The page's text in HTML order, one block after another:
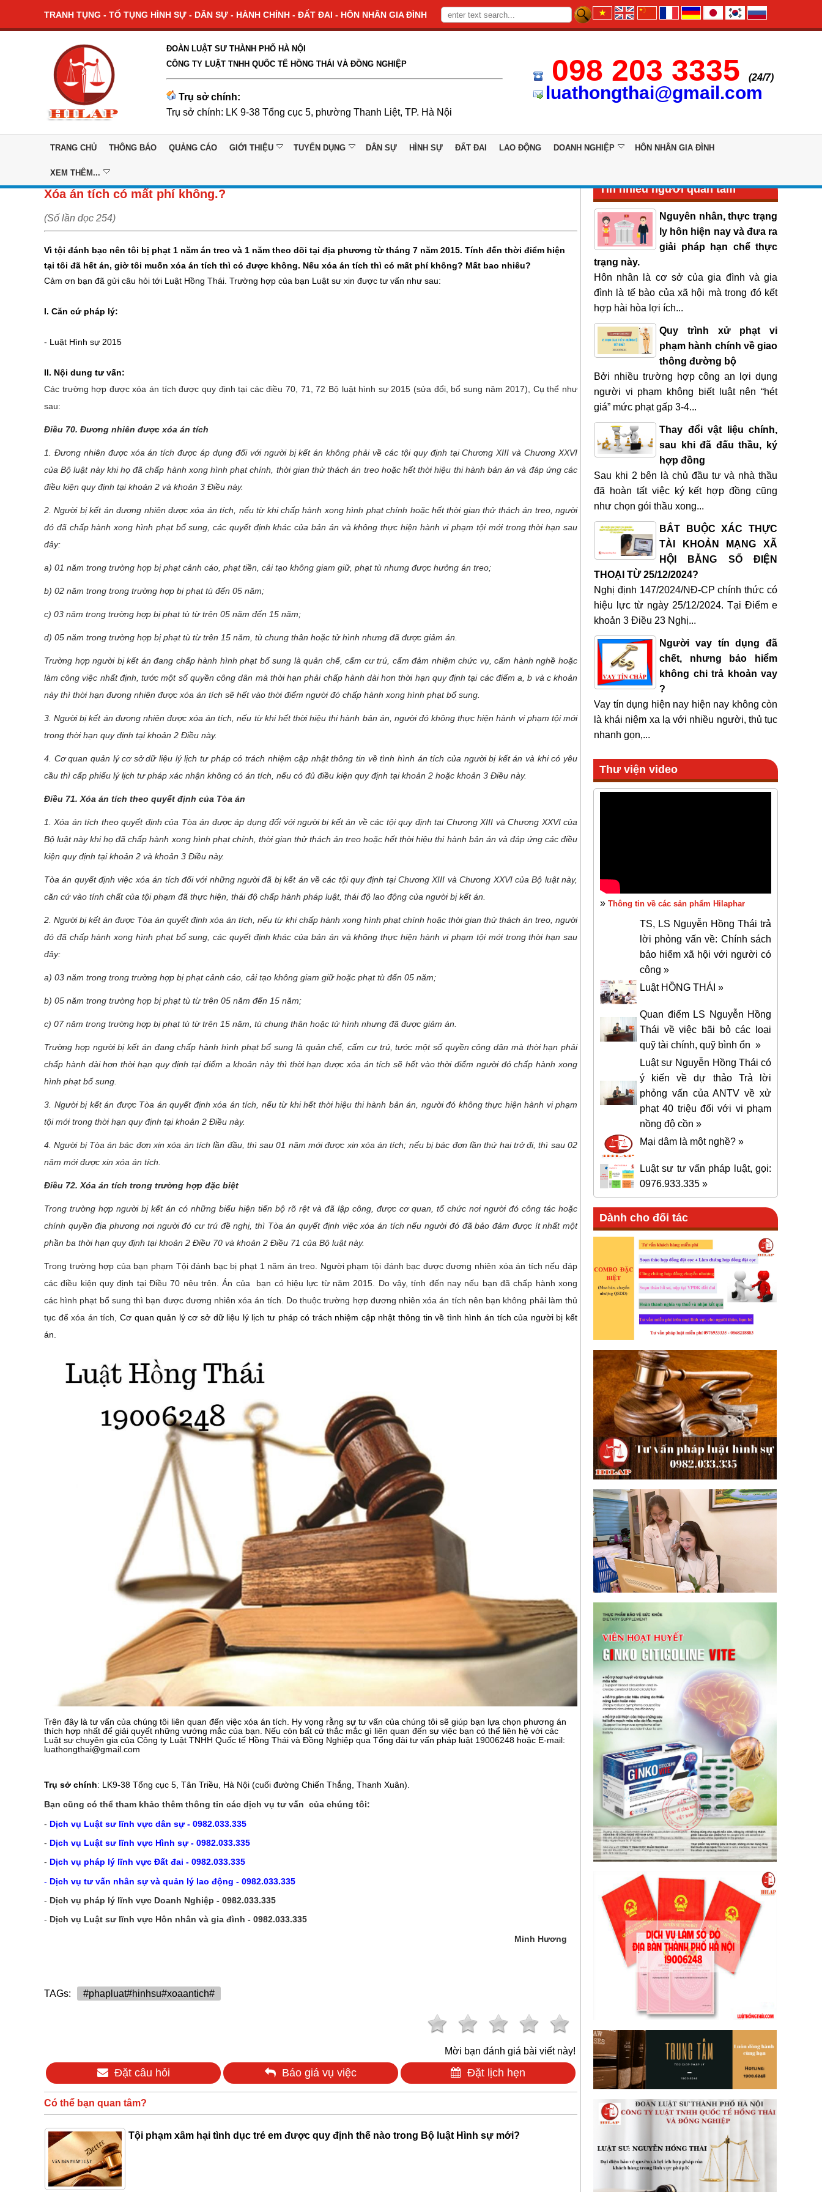
TRANH TỤNG - TỐ TỤNG HÌNH SỰ - DÂN SỰ - HÀNH CHÍNH - ĐẤT ĐAI - HÔN NHÂN GIA ĐÌNH
ĐOÀN LUẬT SƯ THÀNH PHỐ HÀ NỘI
CÔNG TY LUẬT TNHH QUỐC TẾ HỒNG THÁI VÀ ĐỒNG NGHIỆP
Trụ sở chính:
Trụ sở chính: LK 9-38 Tổng cục 5, phường Thanh Liệt, TP. Hà Nội
098 203 3335 (24/7)
luathongthai@gmail.com
TRANG CHỦ THÔNG BÁO QUẢNG CÁO GIỚI THIỆU TUYỂN DỤNG DÂN SỰ HÌNH SỰ ĐẤT ĐAI LAO ĐỘNG DOANH NGHIỆP HÔN NHÂN GIA ĐÌNH
XEM THÊM...
Xóa án tích có mất phí không.?
(Số lần đọc 254)
Vì tội đánh bạc nên tôi bị phạt 1 năm án treo và 1 năm theo dõi tại địa phương từ tháng 7 năm 2015. Tính đến thời điểm hiện
tại tôi đã hết án, giờ tôi muốn xóa án tích thì có được không. Nếu xóa án tích thì có mất phí không? Mất bao nhiêu?
Cảm ơn bạn đã gửi câu hỏi tới Luật Hồng Thái. Trường hợp của bạn Luật sư xin được tư vấn như sau:
I. Căn cứ pháp lý:
- Luật Hình sự 2015
II. Nội dung tư vấn:
Các trường hợp được xóa án tích được quy định tại các điều 70, 71, 72 Bộ luật hình sự 2015 (sửa đổi, bổ sung năm 2017), Cụ thể như
sau:
Điều 70. Đương nhiên được xóa án tích
1. Đương nhiên được xóa án tích được áp dụng đối với người bị kết án không phải về các tội quy định tại Chương XIII và Chương XXVI
của Bộ luật này khi họ đã chấp hành xong hình phạt chính, thời gian thử thách án treo hoặc hết thời hiệu thi hành bản án và đáp ứng các
điều kiện quy định tại khoản 2 và khoản 3 Điều này.
2. Người bị kết án đương nhiên được xóa án tích, nếu từ khi chấp hành xong hình phạt chính hoặc hết thời gian thử thách án treo, người
đó đã chấp hành xong hình phạt bổ sung, các quyết định khác của bản án và không thực hiện hành vi phạm tội mới trong thời hạn sau
đây:
a) 01 năm trong trường hợp bị phạt cảnh cáo, phạt tiền, cải tạo không giam giữ, phạt tù nhưng được hưởng án treo;
b) 02 năm trong trong trường hợp bị phạt tù đến 05 năm;
c) 03 năm trong trường hợp bị phạt tù từ trên 05 năm đến 15 năm;
d) 05 năm trong trường hợp bị phạt tù từ trên 15 năm, tù chung thân hoặc tử hình nhưng đã được giảm án.
Trường hợp người bị kết án đang chấp hành hình phạt bổ sung là quản chế, cấm cư trú, cấm đảm nhiệm chức vụ, cấm hành nghề hoặc
làm công việc nhất định, tước một số quyền công dân mà thời hạn phải chấp hành dài hơn thời hạn quy định tại các điểm a, b và c khoản
này thì thời hạn đương nhiên được xóa án tích sẽ hết vào thời điểm người đó chấp hành xong hình phạt bổ sung.
3. Người bị kết án đương nhiên được xóa án tích, nếu từ khi hết thời hiệu thi hành bản án, người đó không thực hiện hành vi phạm tội mới
trong thời hạn quy định tại khoản 2 Điều này.
4. Cơ quan quản lý cơ sở dữ liệu lý lịch tư pháp có trách nhiệm cập nhật thông tin về tình hình án tích của người bị kết án và khi có yêu
cầu thì cấp phiếu lý lịch tư pháp xác nhận không có án tích, nếu có đủ điều kiện quy định tại khoản 2 hoặc khoản 3 Điều này.
Điều 71. Xóa án tích theo quyết định của Tòa án
1. Xóa án tích theo quyết định của Tòa án được áp dụng đối với người bị kết án về các tội quy định tại Chương XIII và Chương XXVI của
Bộ luật này khi họ đã chấp hành xong hình phạt chính, thời gian thử thách án treo hoặc hết thời hiệu thi hành bản án và đáp ứng các điều
kiện quy định tại khoản 2 và khoản 3 Điều này.
Tòa án quyết định việc xóa án tích đối với những người đã bị kết án về các tội quy định tại Chương XIII và Chương XXVI của Bộ luật này,
căn cứ vào tính chất của tội phạm đã thực hiện, thái độ chấp hành pháp luật, thái độ lao động của người bị kết án.
2. Người bị kết án được Tòa án quyết định xóa án tích, nếu từ khi chấp hành xong hình phạt chính hoặc thời gian thử thách án treo, người
đó đã chấp hành xong hình phạt bổ sung, các quyết định khác của bản án và không thực hiện hành vi phạm tội mới trong thời hạn sau
đây:
a) 03 năm trong trong trường hợp bị phạt cảnh cáo, cải tạo không giam giữ hoặc phạt tù đến 05 năm;
b) 05 năm trong trường hợp bị phạt tù từ trên 05 năm đến 15 năm;
c) 07 năm trong trường hợp bị phạt tù từ trên 15 năm, tù chung thân hoặc tử hình nhưng đã được giảm án.
Trường hợp người bị kết án đang chấp hành hình phạt bổ sung là quản chế, cấm cư trú, tước một số quyền công dân mà thời hạn phải
chấp hành dài hơn thời hạn quy định tại điểm a khoản này thì thời hạn được xóa án tích sẽ hết vào thời điểm người đó chấp hành xong
hình phạt bổ sung.
3. Người bị kết án được Tòa án quyết định xóa án tích, nếu từ khi hết thời hiệu thi hành bản án, người đó không thực hiện hành vi phạm
tội mới trong thời hạn quy định tại khoản 2 Điều này.
4. Người bị Tòa án bác đơn xin xóa án tích lần đầu, thì sau 01 năm mới được xin xóa án tích; nếu bị bác đơn lần thứ hai trở đi, thì sau 02
năm mới được xin xóa án tích.
Điều 72. Xóa án tích trong trường hợp đặc biệt
Trong trường hợp người bị kết án có những biểu hiện tiến bộ rõ rệt và đã lập công, được cơ quan, tổ chức nơi người đó công tác hoặc
chính quyền địa phương nơi người đó cư trú đề nghị, thì Tòa án quyết định việc xóa án tích nếu người đó đã bảo đảm được ít nhất một
phần ba thời hạn quy định tại khoản 2 Điều 70 và khoản 2 Điều 71 của Bộ luật này.
Trong trường hợp của bạn phạm Tội đánh bạc bị phạt 1 năm án treo. Người phạm tội đánh bạc được đương nhiên xóa án tích nếu đáp
các điều kiện quy định tại Điều 70 nêu trên. Án của bạn có hiệu lực từ năm 2015. Do vậy, tính đến nay nếu bạn đã chấp hành xong
các hình phạt bổ sung thì bạn được đương nhiên xóa án tích. Do thuộc trường hợp đương nhiên xóa án tích nên bạn không phải làm thủ
tục để xóa án tích, Cơ quan quản lý cơ sở dữ liệu lý lịch tư pháp có trách nhiệm cập nhật thông tin về tình hình án tích của người bị kết
án.
Trên đây là tư vấn của chúng tôi liên quan đến việc xóa án tích. Hy vọng rằng sự tư vấn của chúng tôi sẽ giúp bạn lựa chọn phương án
thích hợp nhất để giải quyết những vướng mắc của bạn. Nếu còn bất cứ thắc mắc gì liên quan đến sự việc bạn có thể liên hệ với các
Luật sư chuyên gia của Công ty Luật TNHH Quốc tế Hồng Thái và Đồng Nghiệp qua Tổng đài tư vấn pháp luật 19006248 hoặc E-mail:
luathongthai@gmail.com
Trụ sở chính: LK9-38 Tổng cục 5, Tân Triều, Hà Nội (cuối đường Chiến Thắng, Thanh Xuân).
Bạn cũng có thể tham khảo thêm thông tin các dịch vụ tư vấn của chúng tôi:
- Dịch vụ Luật sư lĩnh vực dân sự - 0982.033.335
- Dịch vụ Luật sư lĩnh vực Hình sự - 0982.033.335
- Dịch vụ pháp lý lĩnh vực Đất đai - 0982.033.335
- Dịch vụ tư vấn nhân sự và quản lý lao động - 0982.033.335
- Dịch vụ pháp lý lĩnh vực Doanh Nghiệp - 0982.033.335
- Dịch vụ Luật sư lĩnh vực Hôn nhân và gia đình - 0982.033.335
Minh Hương
TAGs: #phapluat#hinhsu#xoaantich#
Mời bạn đánh giá bài viết này!
Đặt câu hỏi Báo giá vụ việc Đặt lịch hẹn
Có thể bạn quan tâm?
Tội phạm xâm hại tình dục trẻ em được quy định thế nào trong Bộ luật Hình sự mới?
Tin nhiều người quan tâm
Nguyên nhân, thực trạng
ly hôn hiện nay và đưa ra
giải pháp hạn chế thực
trạng này.
Hôn nhân là cơ sở của gia đình và gia
đình là tế bào của xã hội mà trong đó kết
hợp hài hòa lợi ích...
Quy trình xử phạt vi
phạm hành chính về giao
thông đường bộ
Bởi nhiều trường hợp công an lợi dụng
người vi phạm không biết luật nên “hét
giá” mức phạt gấp 3-4...
Thay đổi vật liệu chính,
sau khi đã đấu thầu, ký
hợp đồng
Sau khi 2 bên là chủ đầu tư và nhà thầu
đã hoàn tất việc ký kết hợp đồng cũng
như chọn gói thầu xong...
BẮT BUỘC XÁC THỰC
TÀI KHOẢN MẠNG XÃ
HỘI BẰNG SỐ ĐIỆN
THOẠI TỪ 25/12/2024?
Nghị định 147/2024/NĐ-CP chính thức có
hiệu lực từ ngày 25/12/2024. Tại Điểm e
khoản 3 Điều 23 Nghị...
Người vay tín dụng đã
chết, nhưng bảo hiểm
không chi trả khoản vay
?
Vay tín dụng hiện nay hiện nay không còn
là khái niệm xa lạ với nhiều người, thủ tục
nhanh gọn,...
Thư viện video
» Thông tin về các sản phẩm Hilaphar
TS, LS Nguyễn Hồng Thái trả
lời phỏng vấn về: Chính sách
bảo hiểm xã hội với người có
công »
Luật HỒNG THÁI »
Quan điểm LS Nguyễn Hồng
Thái về việc bãi bỏ các loại
quỹ tài chính, quỹ bình ổn »
Luật sư Nguyễn Hồng Thái có
ý kiến về dự thảo Trả lời
phỏng vấn của ANTV về xử
phạt 40 triệu đối với vi phạm
nồng độ cồn »
Mại dâm là một nghề? »
Luật sư tư vấn pháp luật, gọi:
0976.933.335 »
Dành cho đối tác